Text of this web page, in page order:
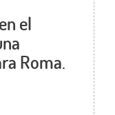
el
Roma.